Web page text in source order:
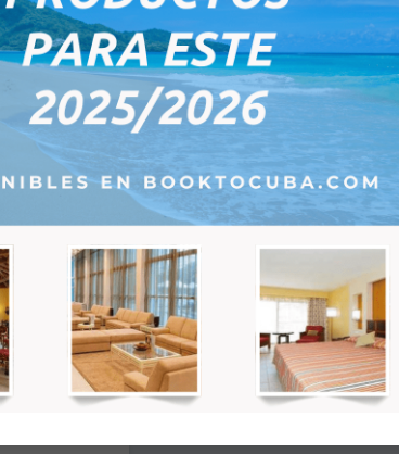
11 12
18 19
26
3
10